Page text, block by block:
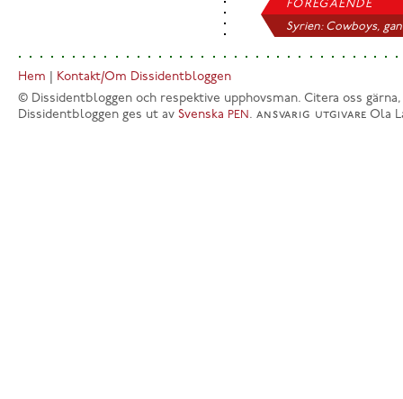
FÖREGÅENDE
Syrien: Cowboys,
Hem
Kontakt/Om Dissidentbloggen
© Dissidentbloggen och respektive upphovsman. Citera oss
Dissidentbloggen ges ut av Svenska PEN . ansvarig utgivare Ola